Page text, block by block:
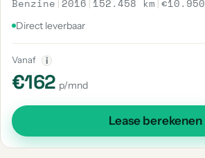
Benzine | 2016 | 152.458 km |€10.950
Direct leverbaar
Vanaf i
€162 p/mnd
Lease berekenen